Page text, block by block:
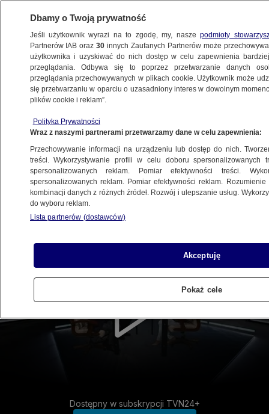
Dostępny w subskrypcji TVN24+
Dbamy o Twoją prywatność
Jeśli użytkownik wyrazi na to zgodę, my, naszepodmioty
Partnerów IAB oraz30 innych Zaufanych Partnerów może
użytkownika i uzyskiwać do nich dostęp w celu zapewnienia
przeglądania. Odbywa się to poprzez przetwarzanie danych
przeglądania przechowywanych w plikach cookie. Użytkownik może
się przetwarzaniu w oparciu o uzasadniony interes w dowolnym
plików cookie i reklam”.
Polityka Prywatności
Wraz z naszymi partnerami przetwarzamy dane w celu zapewnienia:
Przechowywanie informacji na urządzeniu lub dostęp do nich.
treści. Wykorzystywanie profili w celu doboru spersonalizowanych
spersonalizowanych reklam. Pomiar efektywności treści.
spersonalizowanych reklam. Pomiar efektywności reklam.
kombinacji danych z różnych źródeł. Rozwój i ulepszanie usług.
do wyboru reklam.
Lista partnerów (dostawców)
Akceptuję
Pokaż cele